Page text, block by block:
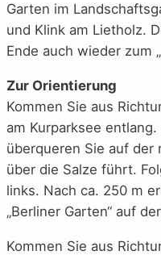
Garten im
und Klink am Lietholz.
Ende auch wieder zum
Zur Orientierung
Kommen Sie aus
am Kurparksee
überqueren Sie auf der
über die Salze führt.
links. Nach ca. 250 m
„Berliner Garten“ auf
Kommen Sie aus